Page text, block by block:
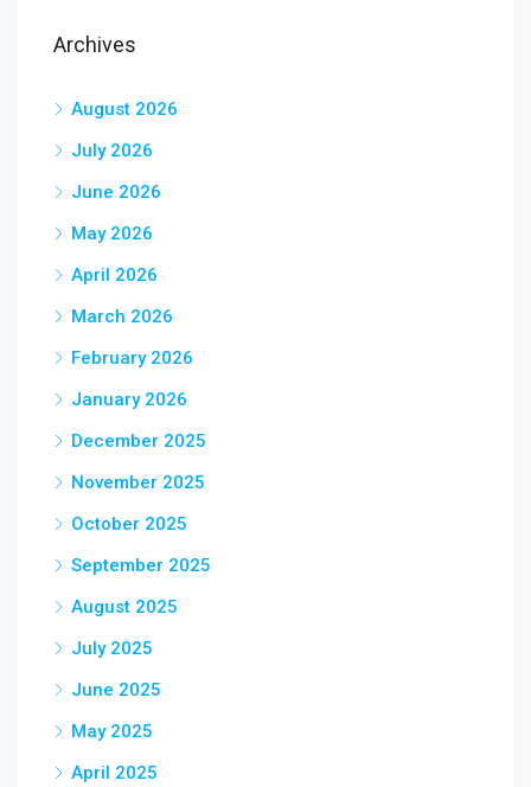
Archives
August 2026
July 2026
June 2026
May 2026
April 2026
March 2026
February 2026
January 2026
December 2025
November 2025
October 2025
September 2025
August 2025
July 2025
June 2025
May 2025
April 2025